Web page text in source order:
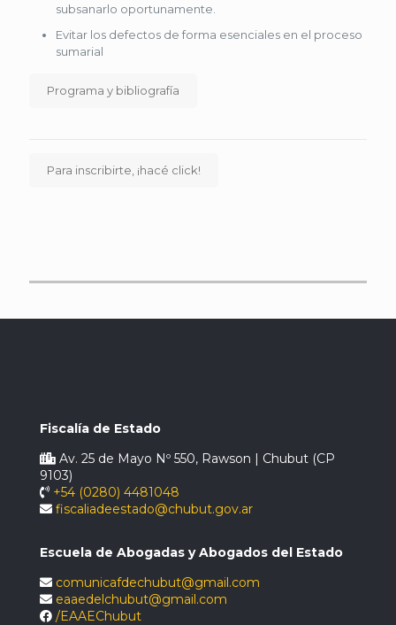
subsanarlo oportunamente.
Evitar los defectos de forma esenciales en el proceso
sumarial
Programa y bibliografía
Para inscribirte, ¡hacé click!
Fiscalía de Estado
Av. 25 de Mayo Nº 550, Rawson | Chubut (CP
9103)
+54 (0280) 4481048
fiscaliadeestado@chubut.gov.ar
Escuela de Abogadas y Abogados del Estado
comunicafdechubut@gmail.com
eaaedelchubut@gmail.com
/EAAEChubut